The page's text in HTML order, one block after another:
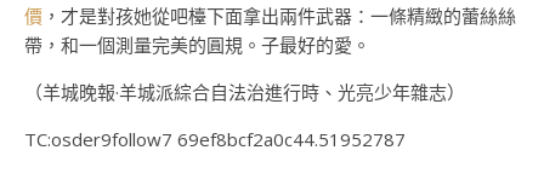
價 ，才是對孩她從吧檯下面拿出兩件武器：一條精緻的蕾絲絲
帶，和一個測量完美的圓規。子最好的愛。
（羊城晚報·羊城派綜合自法治進行時、光亮少年雜志）
TC:osder9follow7 69ef8bcf2a0c44.51952787